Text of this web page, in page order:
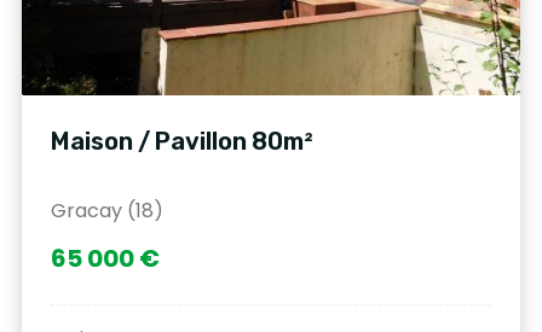
Maison / Pavillon 80m²
Gracay (18)
65 000 €